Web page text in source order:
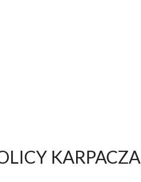
KARPACZA